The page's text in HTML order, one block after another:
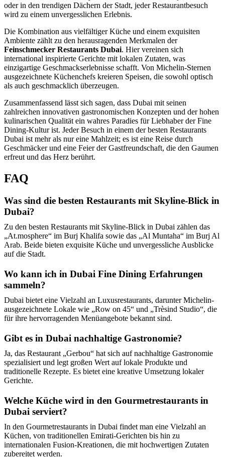
oder in den trendigen Dächern der Stadt, jeder Restaurantbesuch
wird zu einem unvergesslichen Erlebnis.
Die Kombination aus vielfältiger Küche und einem exquisiten
Ambiente zählt zu den herausragenden Merkmalen der
Feinschmecker Restaurants Dubai. Hier vereinen sich
international inspirierte Gerichte mit lokalen Zutaten, was
einzigartige Geschmackserlebnisse schafft. Von Michelin-Sternen
ausgezeichnete Küchenchefs kreieren Speisen, die sowohl optisch
als auch geschmacklich überzeugen.
Zusammenfassend lässt sich sagen, dass Dubai mit seinen
zahlreichen innovativen gastronomischen Konzepten und der hohen
kulinarischen Qualität ein wahres Paradies für Liebhaber der Fine
Dining-Kultur ist. Jeder Besuch in einem der besten Restaurants
Dubai ist mehr als nur eine Mahlzeit; es ist eine Reise durch
Geschmäcker und eine Feier der Gastfreundschaft, die den Gaumen
erfreut und das Herz berührt.
FAQ
Was sind die besten Restaurants mit Skyline-Blick in
Dubai?
Zu den besten Restaurants mit Skyline-Blick in Dubai zählen das
„At.mosphere“ im Burj Khalifa sowie das „Al Muntaha“ im Burj Al
Arab. Beide bieten exquisite Küche und unvergessliche Ausblicke
auf die Stadt.
Wo kann ich in Dubai Fine Dining Erfahrungen
sammeln?
Dubai bietet eine Vielzahl an Luxusrestaurants, darunter Michelin-
ausgezeichnete Lokale wie „Row on 45“ und „Trèsind Studio“, die
für ihre hervorragenden Menüangebote bekannt sind.
Gibt es in Dubai nachhaltige Gastronomie?
Ja, das Restaurant „Gerbou“ hat sich auf nachhaltige Gastronomie
spezialisiert und legt großen Wert auf lokale Produkte und
traditionelle Rezepte. Es bietet eine kreative Umsetzung lokaler
Gerichte.
Welche Küche wird in den Gourmetrestaurants in
Dubai serviert?
In den Gourmetrestaurants in Dubai findet man eine Vielzahl an
Küchen, von traditionellen Emirati-Gerichten bis hin zu
internationalen Fusion-Kreationen, die mit hochwertigen Zutaten
zubereitet werden.